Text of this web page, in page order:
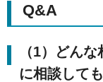
Q&A
（1）どん
に相談して